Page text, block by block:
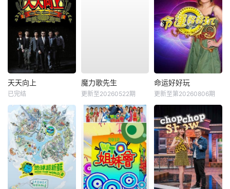
天天向上
已完结
魔力歌先生
更新至20260522期
命运好好玩
更新至第20260806期